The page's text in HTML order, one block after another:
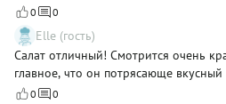
0 0
Elle (гость)
Салат отличный! Смотрится очень
главное, что он потрясающе
0 0